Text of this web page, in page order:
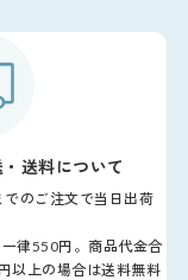
送料について
でのご注文で当日出荷
律550円。商品代金合
以上の場合は送料無料